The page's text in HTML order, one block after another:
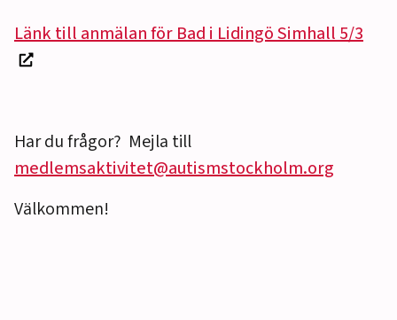
Länk till anmälan för Bad i Lidingö Simhall 5/3
Har du frågor? Mejla till
medlemsaktivitet@autismstockholm.org
Välkommen!